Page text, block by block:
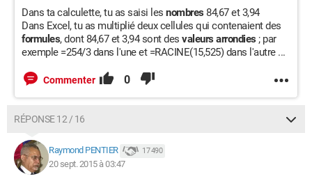
Dans ta calculette, tu as saisi les nombres 84,67 et 3,94
Dans Excel, tu as multiplié deux cellules qui contenaient des
formules, dont 84,67 et 3,94 sont des valeurs arrondies ; par
exemple =254/3 dans l'une et =RACINE(15,525) dans l'autre ...
Commenter 0
RÉPONSE 12 / 16
Raymond PENTIER 17 490
20 sept. 2015 à 03:47